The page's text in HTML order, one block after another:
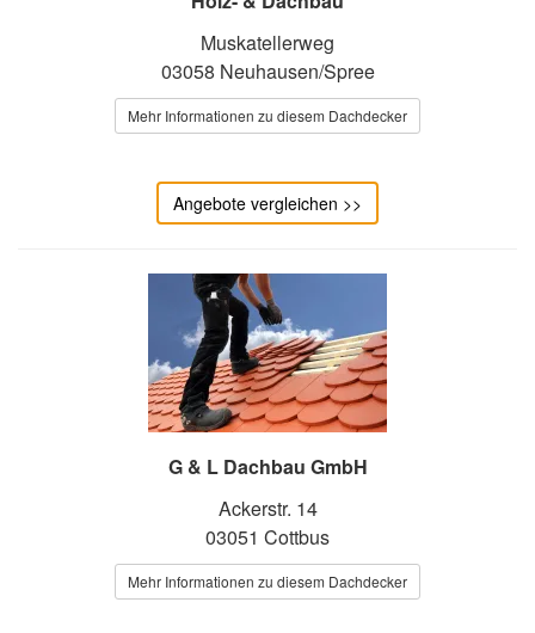
Muskatellerweg
03058 Neuhausen/Spree
Mehr Informationen zu diesem Dachdecker
Angebote vergleichen >>
G & L Dachbau GmbH
Ackerstr. 14
03051 Cottbus
Mehr Informationen zu diesem Dachdecker